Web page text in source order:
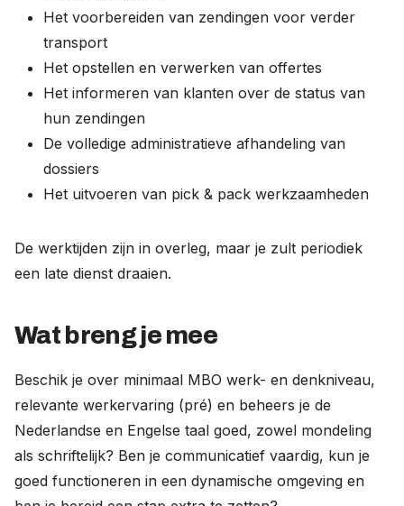
Het voorbereiden van zendingen voor verder
transport
Het opstellen en verwerken van offertes
Het informeren van klanten over de status van
hun zendingen
De volledige administratieve afhandeling van
dossiers
Het uitvoeren van pick & pack werkzaamheden
De werktijden zijn in overleg, maar je zult periodiek
een late dienst draaien.
Wat breng je mee
Beschik je over minimaal MBO werk- en denkniveau,
relevante werkervaring (pré) en beheers je de
Nederlandse en Engelse taal goed, zowel mondeling
als schriftelijk? Ben je communicatief vaardig, kun je
goed functioneren in een dynamische omgeving en